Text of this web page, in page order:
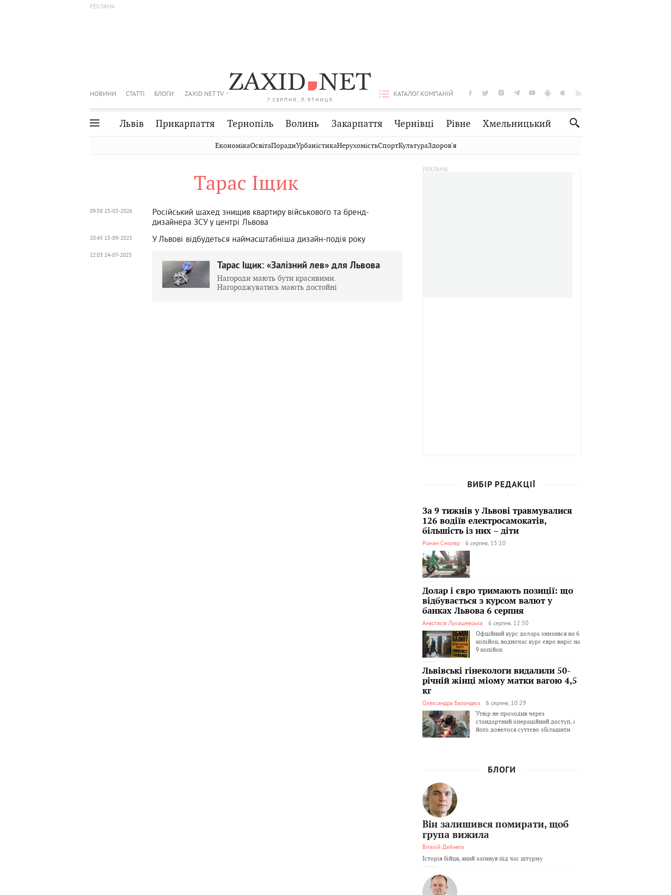
7 СЕРПНЯ, П'ЯТНИЦЯ
НОВИНИ СТАТТІ БЛОГИ ZAXID.NET TV КАТАЛОГ КОМПАНІЙ
Львів Прикарпаття Тернопіль Волинь Закарпаття Чернівці Рівне Хмельницький
Стрий
Хмельницький
Публікації Авто Словко
ЕкономікаОсвітаПорадиУрбаністикаНерухомістьСпортКультураЗдоровʼя
Тарас Іщик
09:58 25-03-2026
Російський шахед знищив квартиру військового та бренд-
дизайнера ЗСУ у центрі Львова
20:45 15-09-2025 У Львові відбудеться наймасштабніша дизайн-подія року
22:03 24-07-2025
Тарас Іщик: «Залізний лев» для Львова
Нагороди мають бути красивими.
Нагороджуватись мають достойні
ВИБІР РЕДАКЦІЇ
За 9 тижнів у Львові травмувалися
126 водіїв електросамокатів,
більшість із них – діти
Роман Смоляр 6 серпня, 15:10
Долар і євро тримають позиції: що
відбувається з курсом валют у
банках Львова 6 серпня
Анастасія Лукашевська
6 серпня, 12:50
Офційний курс долара знизився на 6
копійок, водночас курс євро виріс на
9 копійок
Львівські гінекологи видалили 50-
річній жінці міому матки вагою 4,5
кг
Олександра Баландюх
6 серпня, 10:29
Утвір не проходив через
стандартний операційний доступ, і
його довелося суттєво збільшити
БЛОГИ
Він залишився помирати, щоб
група вижила
Віталій Дейнега
Історія бійця, який загинув під час штурму